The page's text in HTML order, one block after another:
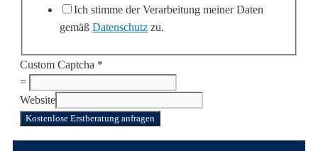
Ich stimme der Verarbeitung meiner Daten
gemäß Datenschutz zu.
Custom Captcha *
=
Website
Kostenlose Erstberatung anfragen